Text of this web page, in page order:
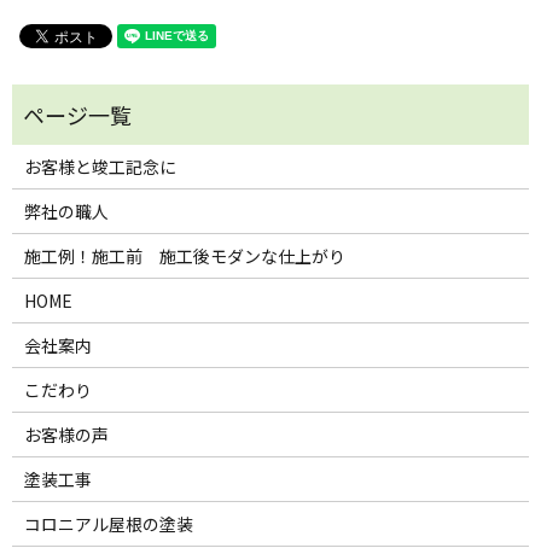
お客様と竣工記念に
弊社の職人
施工例！施工前 施工後モダンな仕上がり
HOME
会社案内
こだわり
お客様の声
塗装工事
コロニアル屋根の塗装